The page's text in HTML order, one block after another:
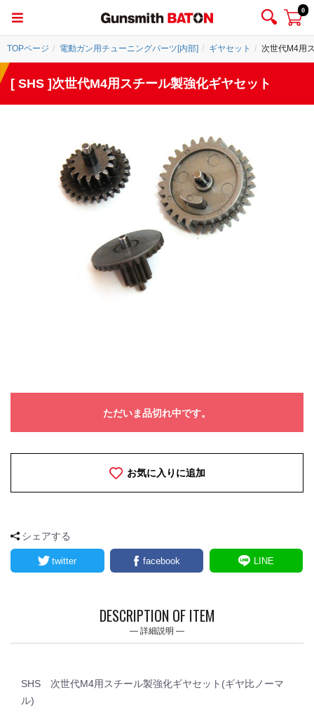
0
TOPページ 電動ガン用チューニングパーツ[内部] ギヤセット 次世代M4用
[ SHS ]次世代M4用スチール製強化ギヤセット
ただいま品切れ中です。
お気に入りに追加
シェアする
twitter facebook LINE
DESCRIPTION OF ITEM
詳細説明
SHS 次世代M4用スチール製強化ギヤセット(ギヤ比ノーマ
ル)